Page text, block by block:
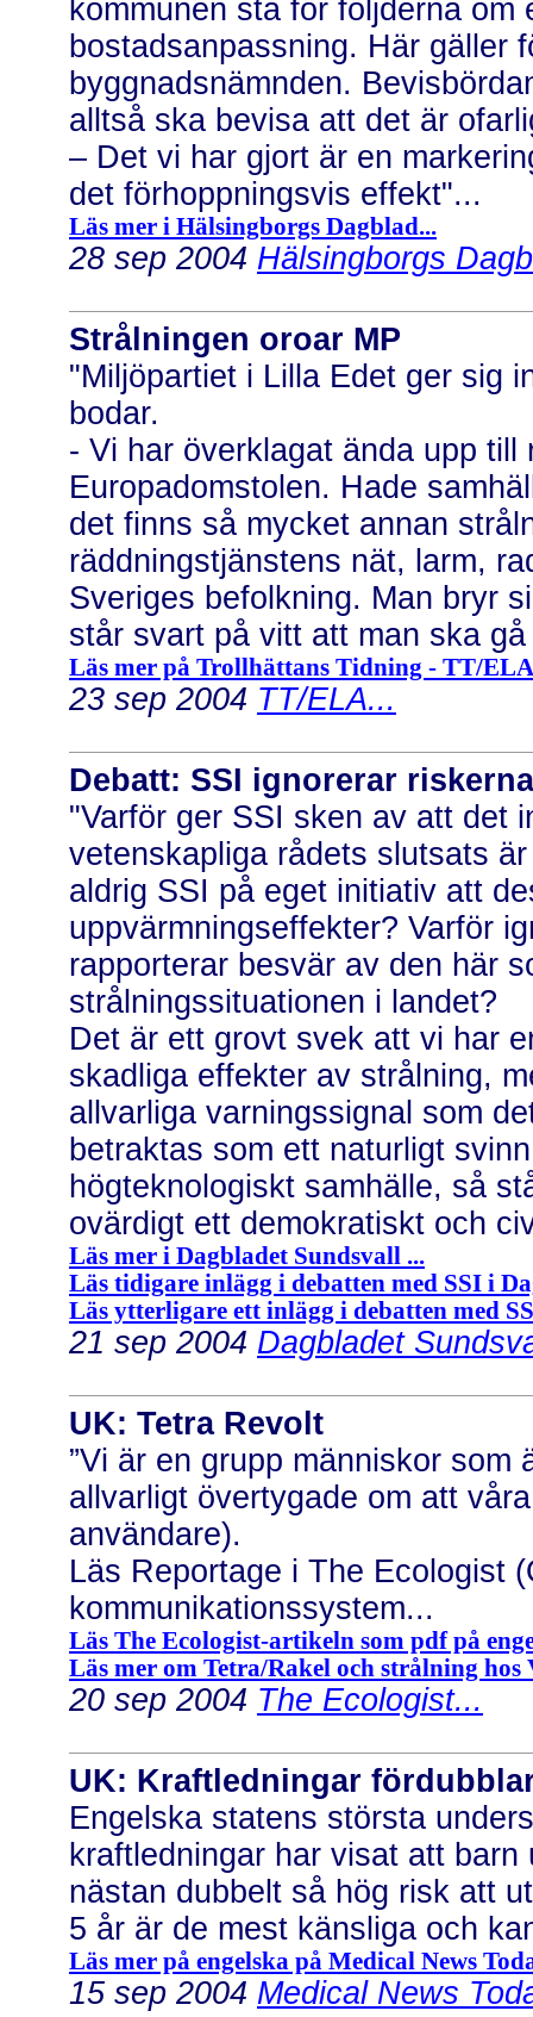
kommunen stå för följderna
bostadsanpassning. Här gäller
byggnadsnämnden.
alltså ska bevisa att det är
– Det vi har gjort är en
det förhoppningsvis effekt"...
Läs mer i Hälsingborgs Dagblad...
28 sep 2004 Hälsingborgs
Strålningen oroar MP
"Miljöpartiet i Lilla Edet ger sig
bodar.
- Vi har överklagat ända upp
Europadomstolen. Hade
det finns så mycket annan
räddningstjänstens nät, larm,
Sveriges befolkning. Man bryr
står svart på vitt att man ska
Läs mer på Trollhättans Tidning - TT/
23 sep 2004 TT/ELA...
Debatt: SSI ignorerar
"Varför ger SSI sken av att det
vetenskapliga rådets slutsats
aldrig SSI på eget initiativ att
uppvärmningseffekter? Varför
rapporterar besvär av den här
strålningssituationen i landet?
Det är ett grovt svek att vi har
skadliga effekter av strålning,
allvarliga varningssignal som
betraktas som ett naturligt
högteknologiskt samhälle, så
ovärdigt ett demokratiskt och
Läs mer i Dagbladet Sundsvall ...
Läs tidigare inlägg i debatten med SSI i
Läs ytterligare ett inlägg i debatten med
21 sep 2004 Dagbladet
UK: Tetra Revolt
”Vi är en grupp människor
allvarligt övertygade om att
användare).
Läs Reportage i The Ecologist
kommunikationssystem...
Läs The Ecologist-artikeln som pdf på
Läs mer om Tetra/Rakel och strålning
20 sep 2004 The Ecologist...
UK: Kraftledningar
Engelska statens största
kraftledningar har visat att
nästan dubbelt så hög risk att
5 år är de mest känsliga och
Läs mer på engelska på Medical News
15 sep 2004 Medical News